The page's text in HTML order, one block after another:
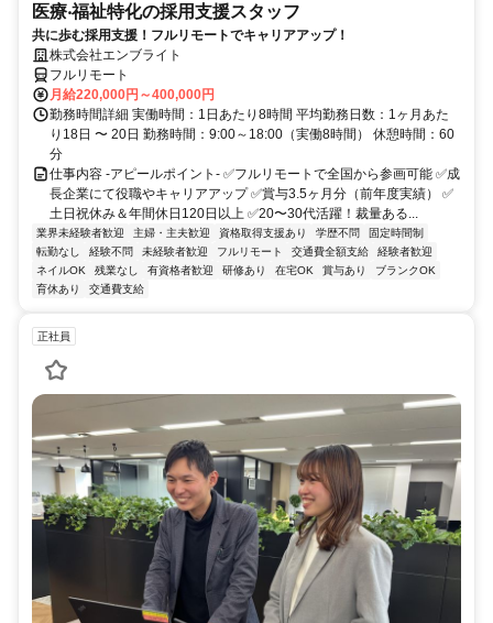
医療‧福祉特化の採用支援スタッフ
共に歩む採用支援！フルリモートでキャリアアップ！
株式会社エンブライト
フルリモート
月給220,000円～400,000円
勤務時間詳細 実働時間：1日あたり8時間 平均勤務日数：1ヶ月あた
り18日 〜 20日 勤務時間：9:00～18:00（実働8時間） 休憩時間：60
分
仕事内容 -アピールポイント- ✅フルリモートで全国から参画可能 ✅成
長企業にて役職やキャリアアップ ✅賞与3.5ヶ月分（前年度実績） ✅
土日祝休み＆年間休日120日以上 ✅20〜30代活躍！裁量ある...
業界未経験者歓迎 主婦・主夫歓迎 資格取得支援あり 学歴不問
固定時間制
転勤なし
経験不問 未経験者歓迎 フルリモート 交通費全額支給
経験者歓迎
ネイルOK
残業なし 有資格者歓迎 研修あり 在宅OK 賞与あり
ブランクOK
育休あり
交通費支給
正社員